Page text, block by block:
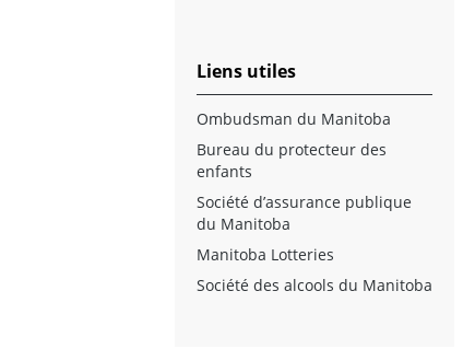
Liens utiles
Ombudsman du Manitoba
Bureau du protecteur des
enfants
Société d’assurance publique
du Manitoba
Manitoba Lotteries
Société des alcools du Manitoba